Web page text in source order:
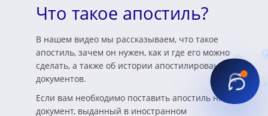
Что такое апостиль?
В нашем видео мы рассказываем, что такое
апостиль, зачем он нужен, как и где его можно
сделать, а также об истории апостилирования
документов.
Если вам необходимо поставить апостиль на
документ, выданный в иностранном